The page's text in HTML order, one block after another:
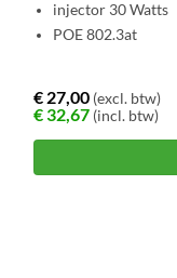
injector 30 Watts
POE 802.3at
€ 27,00 (excl. btw)
€32,67 (incl. btw)